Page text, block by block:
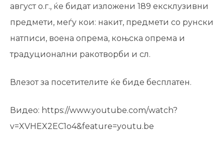
август о.г., ќе бидат изложени 189 ексклузивни
предмети, меѓу кои: накит, предмети со рунски
натписи, воена опрема, коњска опрема и
традуционални ракотворби и сл.
Влезот за посетителите ќе биде бесплатен.
Видео: https://www.youtube.com/watch?
v=XVHEX2EC1o4&feature=youtu.be